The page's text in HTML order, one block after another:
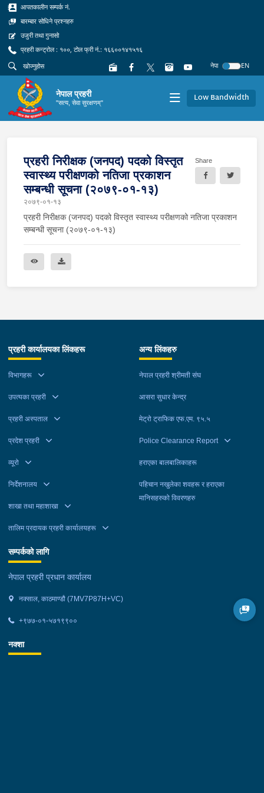
आपतकालीन सम्पर्क नं.
बारम्बार सोधिने प्रश्नहरु
उजुरी तथा गुनासो
प्रहरी कन्ट्रोल : १००, टोल फ्री नं.: १६६००१४१५१६
नेपा
EN
नेपाल प्रहरी
"सत्य, सेवा सुरक्षणम्" Low Bandwidth
प्रहरी निरीक्षक (जनपद) पदको विस्तृत
स्वास्थ्य परीक्षणको नतिजा प्रकाशन
सम्बन्धी सूचना (२०७९-०१-१३)
२०७९-०१-१३
Share
प्रहरी निरीक्षक (जनपद) पदको विस्तृत स्वास्थ्य परीक्षणको नतिजा प्रकाशन
सम्बन्धी सूचना (२०७९-०१-१३)
प्रहरी कार्यालयका लिंकहरू
विभागहरू
उपत्यका प्रहरी
प्रहरी अस्पताल
प्रदेश प्रहरी
व्यूरो
निर्देशनालय
शाखा तथा महाशाखा
तालिम प्रदायक प्रहरी कार्यालयहरू
अन्य लिंकहरु
नेपाल प्रहरी श्रीमती संघ
आसरा सुधार केन्द्र
मेट्रो ट्राफिक एफ.एम. ९५.५
Police Clearance Report
हराएका बालबालिकाहरू
पहिचान नखुलेका शवहरू र हराएका
मानिसहरुको विवरणहरु
सम्पर्कको लागि
नेपाल प्रहरी प्रधान कार्यालय
नक्साल, काठमाण्डौ (7MV7P87H+VC)
+९७७-०१-५७१९९००
नक्शा